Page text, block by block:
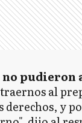
no
al
derechos, y